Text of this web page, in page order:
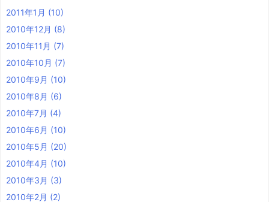
2011年1月 (10)
2010年12月 (8)
2010年11月 (7)
2010年10月 (7)
2010年9月 (10)
2010年8月 (6)
2010年7月 (4)
2010年6月 (10)
2010年5月 (20)
2010年4月 (10)
2010年3月 (3)
2010年2月 (2)